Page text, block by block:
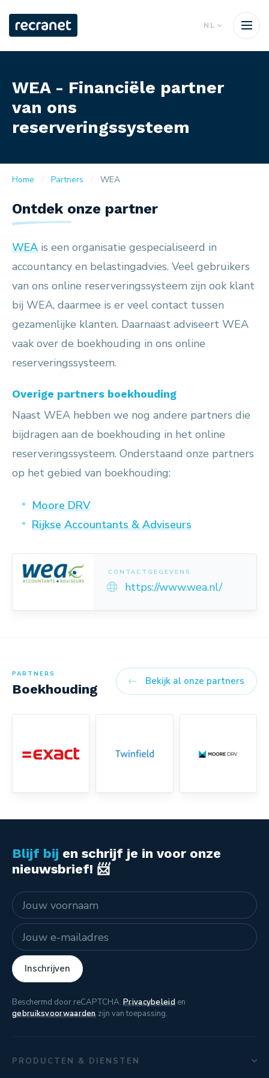
NL
WEA - Financiële partner
van ons
reserveringssysteem
Home Partners WEA
Ontdek onze partner
WEA is een organisatie gespecialiseerd in
accountancy en belastingadvies. Veel gebruikers
van ons online reserveringssysteem zijn ook klant
bij WEA, daarmee is er veel contact tussen
gezamenlijke klanten. Daarnaast adviseert WEA
vaak over de boekhouding in ons online
reserveringssysteem.
Overige partners boekhouding
Naast WEA hebben we nog andere partners die
bijdragen aan de boekhouding in het online
reserveringssysteem. Onderstaand onze partners
op het gebied van boekhouding:
Moore DRV
Rijkse Accountants & Adviseurs
CONTACTGEGEVENS
https://www.wea.nl/
PARTNERS
Boekhouding
Bekijk al onze partners
Blijf bij en schrijf je in voor onze
nieuwsbrief! 📨
Naam
E-mailadres
Inschrijven
Beschermd door reCAPTCHA. Privacybeleiden
gebruiksvoorwaardenzijn van toepassing.
PRODUCTEN & DIENSTEN